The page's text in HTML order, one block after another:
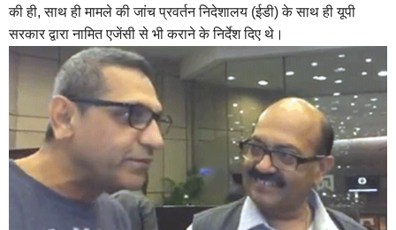
की ही, साथ ही मामले की जांच प्रवर्तन निदेशालय (ईडी) के साथ ही यूपी
सरकार द्वारा नामित एजेंसी से भी कराने के निर्देश दिए थे।